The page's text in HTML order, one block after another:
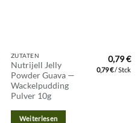
ZUTATEN
Nutrijell Jelly
Powder Guava —
Wackelpudding
Pulver 10g
0,79€
0,79€/Stck
Weiterlesen